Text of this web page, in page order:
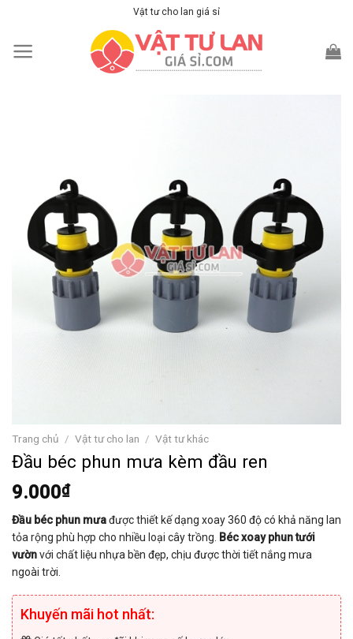
content
Vật tư cho lan giá sỉ
Trang chủ / Vật tư cho lan / Vật tư khác
Đầu béc phun mưa kèm đầu ren
9.000₫
Đầu béc phun mưađược thiết kế dạng xoay 360 độ có khả năng lan
tỏa rộng phù hợp cho nhiều loại cây trồng.
Béc xoay phun tưới
vườnvới chất liệu nhựa bền đẹp, chịu được thời tiết nắng mưa
ngoài trời.
Khuyến mãi hot nhất: